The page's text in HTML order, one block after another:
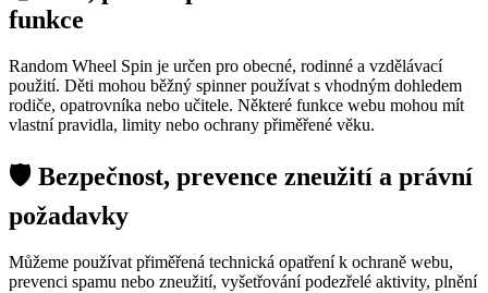
funkce
Random Wheel Spin je určen pro obecné, rodinné a vzdělávací
použití. Děti mohou běžný spinner používat s vhodným dohledem
rodiče, opatrovníka nebo učitele. Některé funkce webu mohou mít
vlastní pravidla, limity nebo ochrany přiměřené věku.
🛡️ Bezpečnost, prevence zneužití a právní
požadavky
Můžeme používat přiměřená technická opatření k ochraně webu,
prevenci spamu nebo zneužití, vyšetřování podezřelé aktivity, plnění